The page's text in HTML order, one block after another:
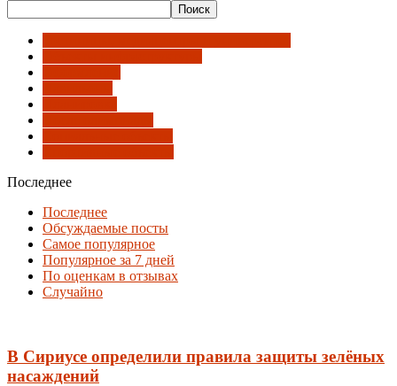
Последнее
Последнее
Обсуждаемые посты
Самое популярное
Популярное за 7 дней
По оценкам в отзывах
Случайно
В Сириусе определили правила защиты зелёных
насаждений